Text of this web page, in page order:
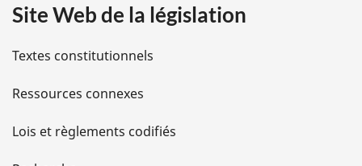
i
l
s
d
e
Site Web de la législation
Textes constitutionnels
Ressources connexes
Lois et règlements codifiés